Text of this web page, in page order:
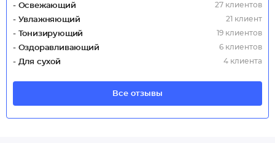
- Освежающий
27 клиентов
- Увлажняющий 21 клиент
- Тонизирующий 19 клиентов
- Оздоравливающий 6 клиентов
- Для сухой 4 клиента
Все отзывы